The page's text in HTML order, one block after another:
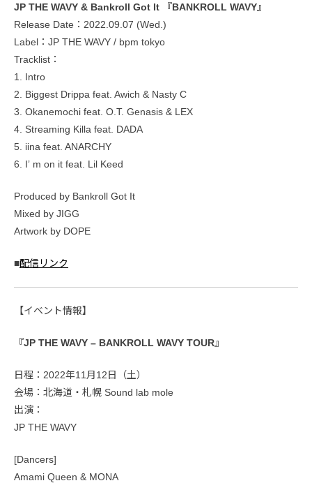
JP THE WAVY & Bankroll Got It 『BANKROLL WAVY』
Release Date：2022.09.07 (Wed.)
Label：JP THE WAVY / bpm tokyo
Tracklist：
1. Intro
2. Biggest Drippa feat. Awich & Nasty C
3. Okanemochi feat. O.T. Genasis & LEX
4. Streaming Killa feat. DADA
5. iina feat. ANARCHY
6. Iʼ m on it feat. Lil Keed
Produced by Bankroll Got It
Mixed by JIGG
Artwork by DOPE
■配信リンク
【イベント情報】
『JP THE WAVY – BANKROLL WAVY TOUR』
日程：2022年11月12日（土）
会場：北海道・札幌 Sound lab mole
出演：
JP THE WAVY
[Dancers]
Amami Queen & MONA